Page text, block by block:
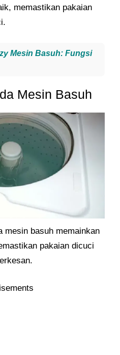
memastikan pakaian
Mesin Basuh: Fungsi
Mesin Basuh
mesin basuh memainkan
pakaian dicuci